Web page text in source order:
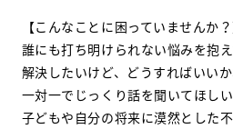
【こんなことに困っていませんか？
誰にも打ち明けられない悩みを抱
解決したいけど、どうすればいい
一対一でじっくり話を聞いてほしい
子どもや自分の将来に漠然とした